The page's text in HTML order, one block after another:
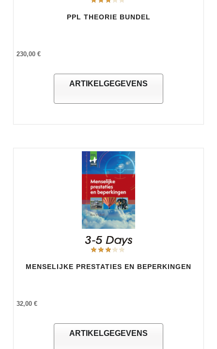
PPL THEORIE BUNDEL
230,00 €
ARTIKELGEGEVENS
MENSELIJKE PRESTATIES EN BEPERKINGEN
32,00 €
ARTIKELGEGEVENS